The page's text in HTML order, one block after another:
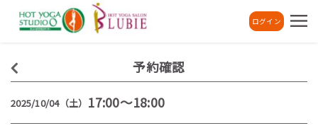
ログイン
予約確認
2025/10/04（土） 17:00～18:00